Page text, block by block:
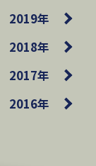
2019年
2018年
2017年
2016年